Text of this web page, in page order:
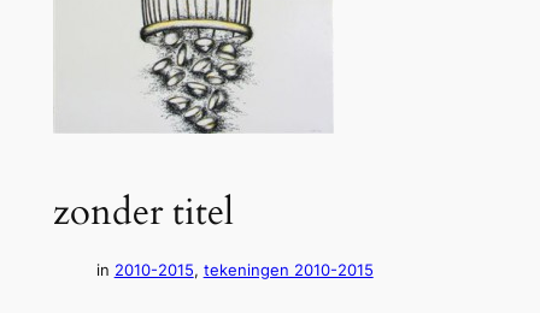
zonder titel
in 2010-2015, tekeningen 2010-2015